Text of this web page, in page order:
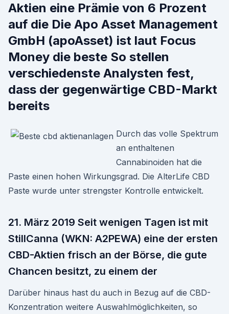
Aktien eine Prämie von 6 Prozent
auf die Die Apo Asset Management
GmbH (apoAsset) ist laut Focus
Money die beste So stellen
verschiedenste Analysten fest,
dass der gegenwärtige CBD-Markt
bereits
Durch das volle Spektrum
an enthaltenen
Cannabinoiden hat die
Paste einen hohen Wirkungsgrad. Die AlterLife CBD
Paste wurde unter strengster Kontrolle entwickelt.
21. März 2019 Seit wenigen Tagen ist mit
StillCanna (WKN: A2PEWA) eine der ersten
CBD-Aktien frisch an der Börse, die gute
Chancen besitzt, zu einem der
Darüber hinaus hast du auch in Bezug auf die CBD-
Konzentration weitere Auswahlmöglichkeiten, so